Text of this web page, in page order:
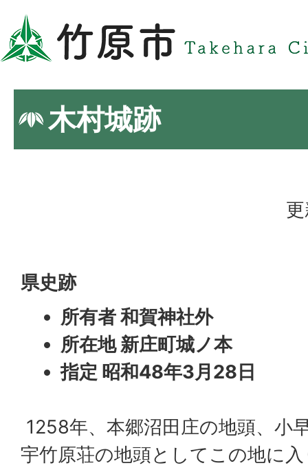
木村城跡
県史跡
所有者 和賀神社外
所在地 新庄町城ノ本
指定 昭和48年3月28日
1258年、本郷沼田庄の地頭、小
宇竹原荘の地頭としてこの地に